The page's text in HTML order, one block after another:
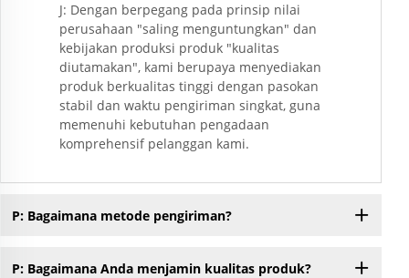
J: Dengan berpegang pada prinsip nilai
perusahaan "saling menguntungkan" dan
kebijakan produksi produk "kualitas
diutamakan", kami berupaya menyediakan
produk berkualitas tinggi dengan pasokan
stabil dan waktu pengiriman singkat, guna
memenuhi kebutuhan pengadaan
komprehensif pelanggan kami.
P: Bagaimana metode pengiriman?
P: Bagaimana Anda menjamin kualitas produk?